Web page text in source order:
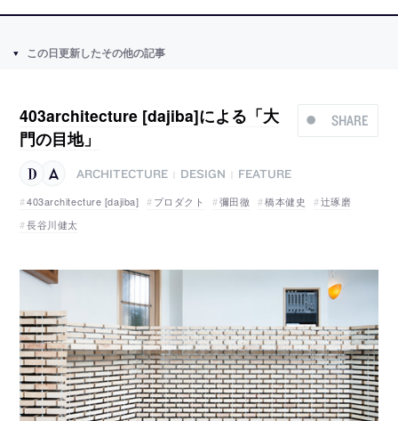
この日更新したその他の記事
SHARE
403architecture [dajiba]による「大
門の目地」
ARCHITECTURE DESIGN
FEATURE
403architecture [dajiba]
プロダクト 彌田徹 橋本健史
辻琢磨
長谷川健太